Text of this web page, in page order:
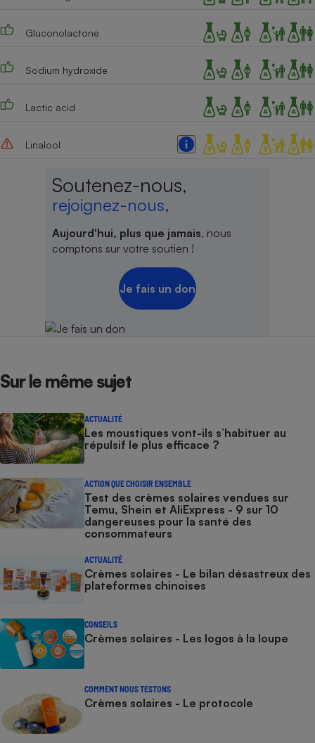
Gluconolactone
Sodium hydroxide
Lactic acid
Linalool
Soutenez-nous,
rejoignez-nous,
Aujourd'hui, plus que jamais, nous
comptons sur votre soutien !
Je fais un don
Sur le même sujet
ACTUALITÉ
Les moustiques vont-ils s’habituer au
répulsif le plus efficace ?
ACTION QUE CHOISIR ENSEMBLE
Test des crèmes solaires vendues sur
Temu, Shein et AliExpress - 9 sur 10
dangereuses pour la santé des
consommateurs
ACTUALITÉ
Crèmes solaires - Le bilan désastreux des
plateformes chinoises
CONSEILS
Crèmes solaires - Les logos à la loupe
COMMENT NOUS TESTONS
Crèmes solaires - Le protocole